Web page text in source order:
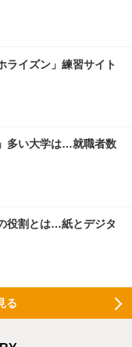
ライズン」練習サイト
多い大学は…就職者数
役割とは…紙とデジタ
る